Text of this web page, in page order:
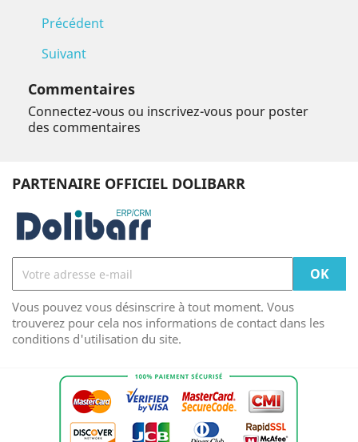
Précédent
Suivant
Commentaires
Connectez-vous ou inscrivez-vous pour poster
des commentaires
PARTENAIRE OFFICIEL DOLIBARR
Vous pouvez vous désinscrire à tout moment. Vous
trouverez pour cela nos informations de contact dans les
conditions d'utilisation du site.